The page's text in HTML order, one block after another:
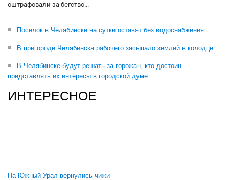
оштрафовали за бегство...
Поселок в Челябинске на сутки оставят без водоснабжения
В пригороде Челябинска рабочего засыпало землей в колодце
В Челябинске будут решать за горожан, кто достоин
представлять их интересы в городской думе
ИНТЕРЕСНОЕ
На Южный Урал вернулись чижи